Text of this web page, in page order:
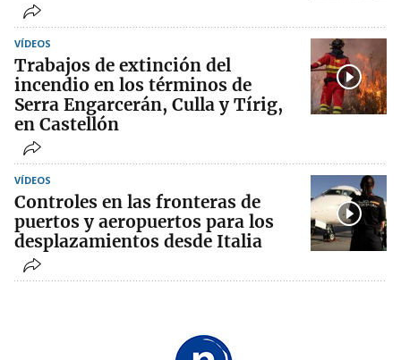
VÍDEOS
Trabajos de extinción del
incendio en los términos de
Serra Engarcerán, Culla y Tírig,
en Castellón
VÍDEOS
Controles en las fronteras de
puertos y aeropuertos para los
desplazamientos desde Italia